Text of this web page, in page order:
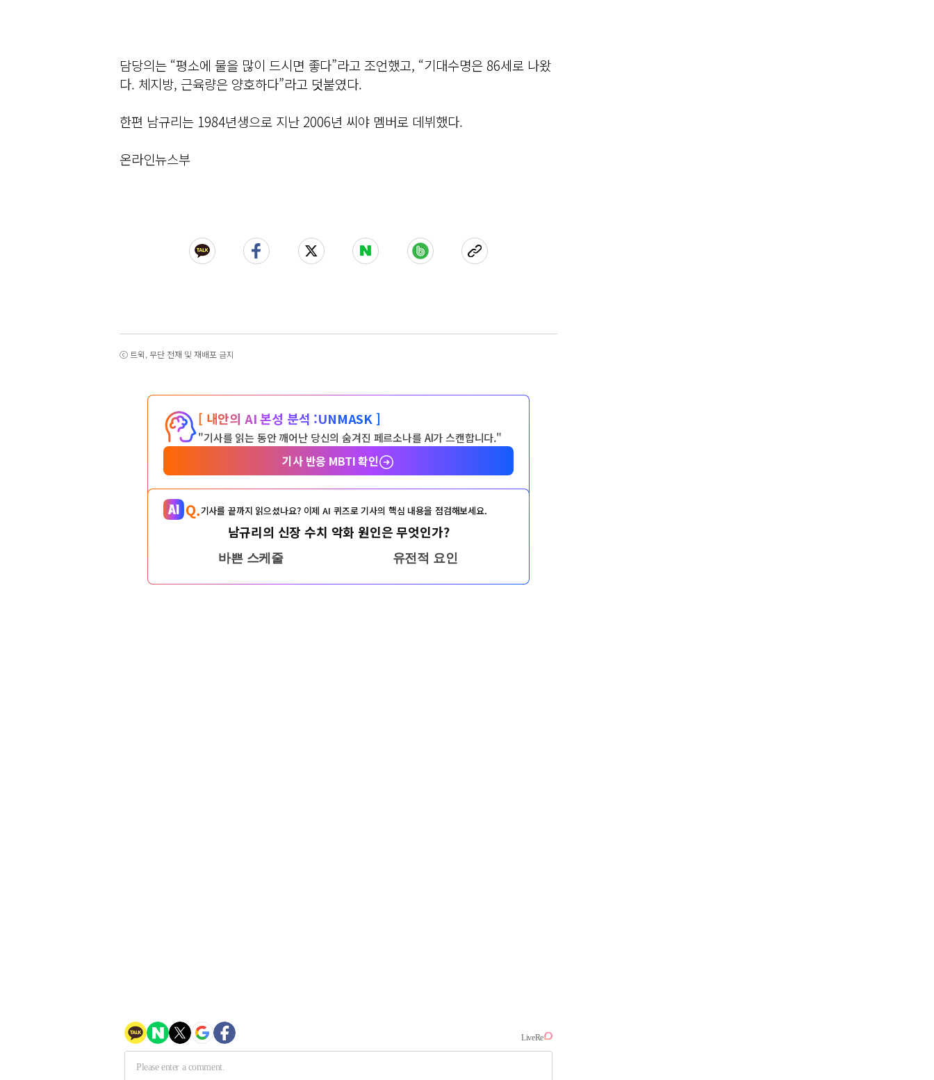
담당의는 “평소에 물을 많이 드시면 좋다”라고 조언했고, “기대수명은 86세로 나왔
다. 체지방, 근육량은 양호하다”라고 덧붙였다.
한편 남규리는 1984년생으로 지난 2006년 씨야 멤버로 데뷔했다.
온라인뉴스부
ⓒ 트윅, 무단 전재 및 재배포 금지
[ 내안의 AI 본성 분석 :UNMASK ]
"기사를 읽는 동안 깨어난 당신의 숨겨진 페르소나를 AI가 스캔합니다."
기사 반응 MBTI 확인
Q.기사를 끝까지 읽으셨나요? 이제 AI 퀴즈로 기사의 핵심 내용을 점검해보세요.
남규리의 신장 수치 악화 원인은 무엇인가?
바쁜 스케줄 유전적 요인